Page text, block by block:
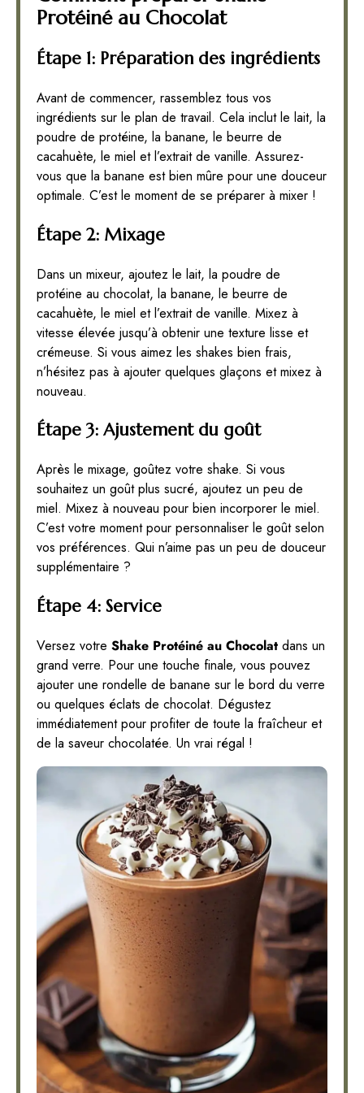
Protéiné au Chocolat
Étape 1: Préparation des ingrédients
Avant de commencer, rassemblez tous vos
ingrédients sur le plan de travail. Cela inclut le lait, la
poudre de protéine, la banane, le beurre de
cacahuète, le miel et l’extrait de vanille. Assurez-
vous que la banane est bien mûre pour une douceur
optimale. C’est le moment de se préparer à mixer !
Étape 2: Mixage
Dans un mixeur, ajoutez le lait, la poudre de
protéine au chocolat, la banane, le beurre de
cacahuète, le miel et l’extrait de vanille. Mixez à
vitesse élevée jusqu’à obtenir une texture lisse et
crémeuse. Si vous aimez les shakes bien frais,
n’hésitez pas à ajouter quelques glaçons et mixez à
nouveau.
Étape 3: Ajustement du goût
Après le mixage, goûtez votre shake. Si vous
souhaitez un goût plus sucré, ajoutez un peu de
miel. Mixez à nouveau pour bien incorporer le miel.
C’est votre moment pour personnaliser le goût selon
vos préférences. Qui n’aime pas un peu de douceur
supplémentaire ?
Étape 4: Service
Versez votre Shake Protéiné au Chocolat dans un
grand verre. Pour une touche finale, vous pouvez
ajouter une rondelle de banane sur le bord du verre
ou quelques éclats de chocolat. Dégustez
immédiatement pour profiter de toute la fraîcheur et
de la saveur chocolatée. Un vrai régal !